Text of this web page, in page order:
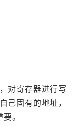
对寄存器进行写
己固有的地址，
。